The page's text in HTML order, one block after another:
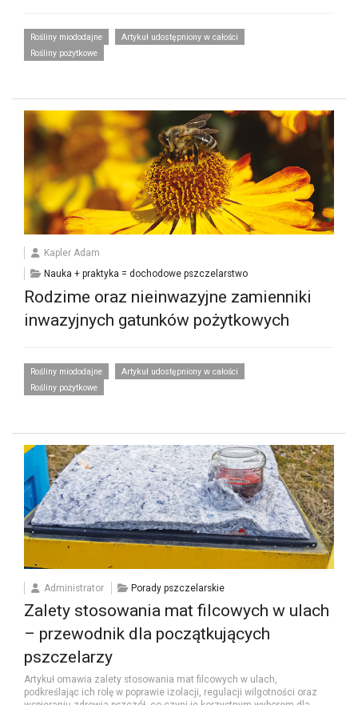
Rośliny miododajne
Artykuł udostępniony w całości
Rośliny pożytkowe
Kapler Adam
Nauka + praktyka = dochodowe pszczelarstwo
Rodzime oraz nieinwazyjne zamienniki
inwazyjnych gatunków pożytkowych
Rośliny miododajne
Artykuł udostępniony w całości
Rośliny pożytkowe
Administrator Porady pszczelarskie
Zalety stosowania mat filcowych w ulach
– przewodnik dla początkujących
pszczelarzy
Artykuł omawia zalety stosowania mat filcowych w ulach,
podkreślając ich rolę w poprawie izolacji, regulacji wilgotności oraz